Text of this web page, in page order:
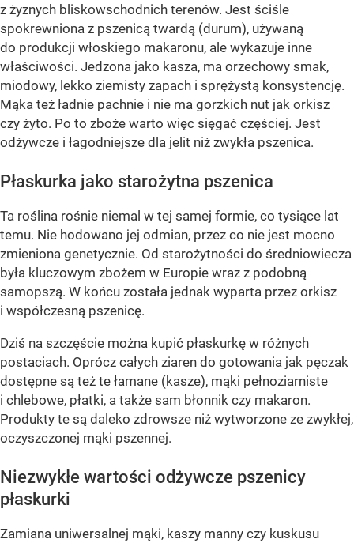
z żyznych bliskowschodnich terenów. Jest ściśle
spokrewniona z pszenicą twardą (durum), używaną
do produkcji włoskiego makaronu, ale wykazuje inne
właściwości. Jedzona jako kasza, ma orzechowy smak,
miodowy, lekko ziemisty zapach i sprężystą konsystencję.
Mąka też ładnie pachnie i nie ma gorzkich nut jak orkisz
czy żyto. Po to zboże warto więc sięgać częściej. Jest
odżywcze i łagodniejsze dla jelit niż zwykła pszenica.
Płaskurka jako starożytna pszenica
Ta roślina rośnie niemal w tej samej formie, co tysiące lat
temu. Nie hodowano jej odmian, przez co nie jest mocno
zmieniona genetycznie. Od starożytności do średniowiecza
była kluczowym zbożem w Europie wraz z podobną
samopszą. W końcu została jednak wyparta przez orkisz
i współczesną pszenicę.
Dziś na szczęście można kupić płaskurkę w różnych
postaciach. Oprócz całych ziaren do gotowania jak pęczak
dostępne są też te łamane (kasze), mąki pełnoziarniste
i chlebowe, płatki, a także sam błonnik czy makaron.
Produkty te są daleko zdrowsze niż wytworzone ze zwykłej,
oczyszczonej mąki pszennej.
Niezwykłe wartości odżywcze pszenicy
płaskurki
Zamiana uniwersalnej mąki, kaszy manny czy kuskusu